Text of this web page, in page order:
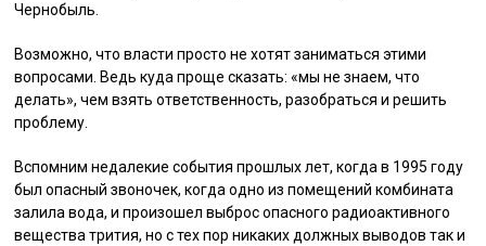
Чернобыль.
Возможно, что власти просто не хотят заниматься этими
вопросами. Ведь куда проще сказать: «мы не знаем, что
делать», чем взять ответственность, разобраться и решить
проблему.
Вспомним недалекие события прошлых лет, когда в 1995 году
был опасный звоночек, когда одно из помещений комбината
залила вода, и произошел выброс опасного радиоактивного
вещества трития, но с тех пор никаких должных выводов так и